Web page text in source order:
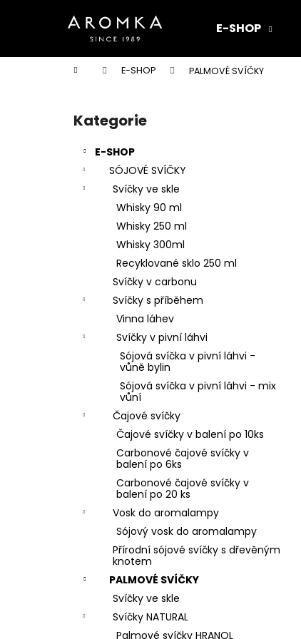
E-SHOP
Domů E-SHOP PALMOVÉ SVÍČKY
Přeskočit
kategorie
Kategorie
E-SHOP
SÓJOVÉ SVÍČKY
Svíčky ve skle
Whisky 90 ml
Whisky 250 ml
Whisky 300ml
Recyklované sklo 250 ml
Svíčky v carbonu
Svíčky s příběhem
Vinna láhev
Svíčky v pivní láhvi
Sójová svíčka v pivní láhvi -
vůně bylin
Sójová svíčka v pivní láhvi - mix
vůní
Čajové svíčky
Čajové svíčky v balení po 10ks
Carbonové čajové svíčky v
balení po 6ks
Carbonové čajové svíčky v
balení po 20 ks
Vosk do aromalampy
Sójový vosk do aromalampy
Přírodní sójové svíčky s dřevěným
knotem
PALMOVÉ SVÍČKY
Svíčky ve skle
Svíčky NATURAL
Palmové svíčky HRANOL
í
do
do
PŘÍRODNÍ VONNÁ SVÍČKA SÓJOVÁ -
AROMKA - SET 10 KS ČAJOVÝCH
SVÍČEK V PLECHU - BEZ VŮNĚ